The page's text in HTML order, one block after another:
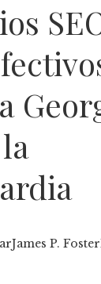
James P. Foster